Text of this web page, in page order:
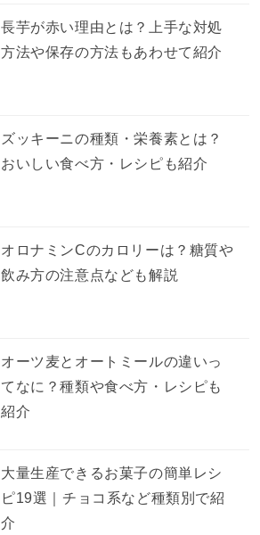
長芋が赤い理由とは？上手な対処
方法や保存の方法もあわせて紹介
ズッキーニの種類・栄養素とは？
おいしい食べ方・レシピも紹介
オロナミンCのカロリーは？糖質や
飲み方の注意点なども解説
オーツ麦とオートミールの違いっ
てなに？種類や食べ方・レシピも
紹介
大量生産できるお菓子の簡単レシ
ピ19選｜チョコ系など種類別で紹
介